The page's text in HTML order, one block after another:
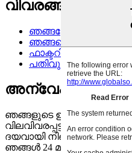
വിവരങ്ങൾ
ഞങ്ങളേക്കുറിച്ച്
ഞങ്ങളെ സമീപിക്കുക
ഫാക്ടറി ടൂർ
പതിവുചോദ്യങ്ങൾ
അന്വേഷണം
ഞങ്ങളുടെ
ദയവായി നിങ്ങളുടെ
ഞങ്ങൾ 24